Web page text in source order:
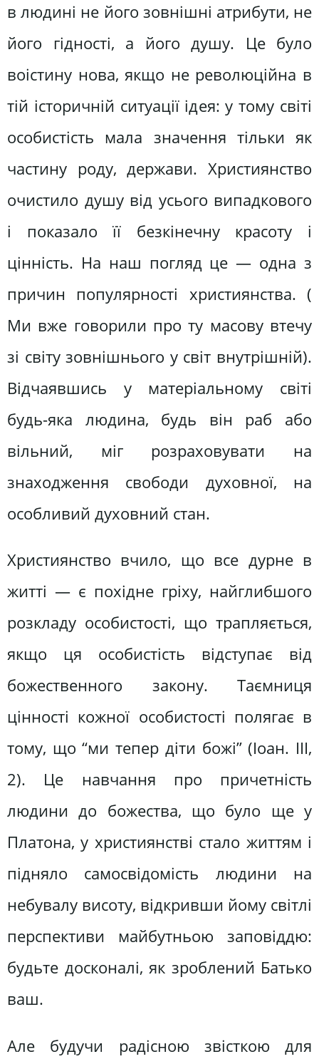
в людині не його зовнішні атрибути, не
його гідності, а його душу. Це було
воістину нова, якщо не революційна в
тій історичній ситуації ідея: у тому світі
особистість мала значення тільки як
частину роду, держави. Християнство
очистило душу від усього випадкового
і показало її безкінечну красоту і
цінність. На наш погляд це — одна з
причин популярності християнства. (
Ми вже говорили про ту масову втечу
зі світу зовнішнього у світ внутрішній).
Відчаявшись у матеріальному світі
будь-яка людина, будь він раб або
вільний, міг розраховувати на
знаходження свободи духовної, на
особливий духовний стан.
Християнство вчило, що все дурне в
житті — є похідне гріху, найглибшого
розкладу особистості, що трапляється,
якщо ця особистість відступає від
божественного закону. Таємниця
цінності кожної особистості полягає в
тому, що “ми тепер діти божі” (Іоан. III,
2). Це навчання про причетність
людини до божества, що було ще у
Платона, у християнстві стало життям і
підняло самосвідомість людини на
небувалу висоту, відкривши йому світлі
перспективи майбутньою заповіддю:
будьте досконалі, як зроблений Батько
ваш.
Але будучи радісною звісткою для